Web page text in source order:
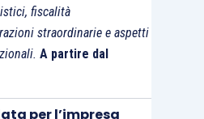
fiscalità
straordinarie e aspetti
A partire dal
per l’impresa